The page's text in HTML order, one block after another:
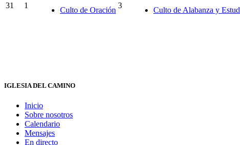
31 1
Culto de Oración
3
Culto de Alabanza y
IGLESIA DEL CAMINO
Inicio
Sobre nosotros
Calendario
Mensajes
En directo